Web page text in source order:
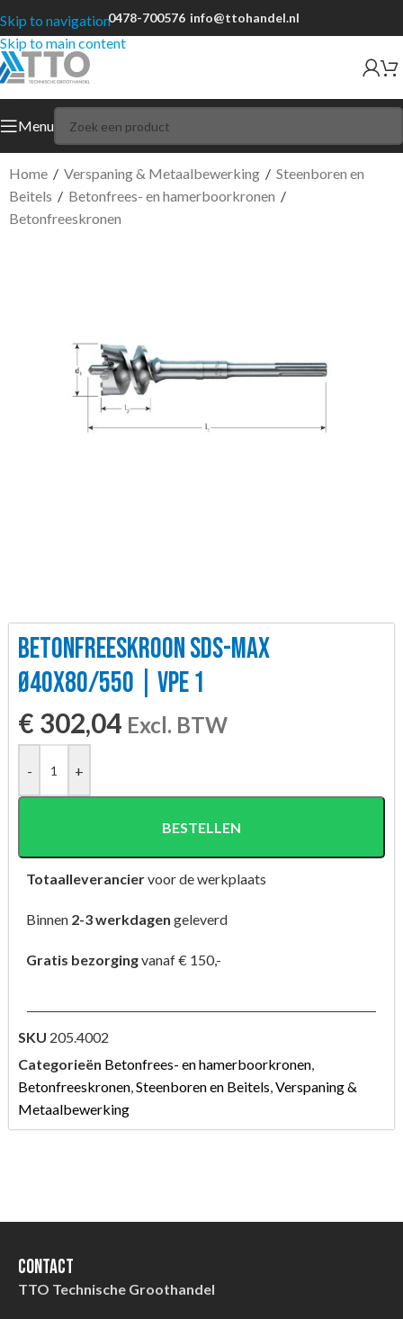
Skip to navigation
Skip to main content
0478-700576 info@ttohandel.nl
Menu
Home / Verspaning & Metaalbewerking / Steenboren en
Beitels / Betonfrees- en hamerboorkronen /
Betonfreeskronen
BETONFREESKROON SDS-MAX
Ø40X80/550 | VPE 1
€ 302,04 Excl. BTW
- +
BESTELLEN
Totaalleveranciervoor de werkplaats
Binnen 2-3 werkdagen geleverd
Gratis bezorgingvanaf € 150,-
SKU 205.4002
Categorieën Betonfrees- en hamerboorkronen,
Betonfreeskronen,Steenboren en Beitels,Verspaning &
Metaalbewerking
Contact
TTO Technische Groothandel